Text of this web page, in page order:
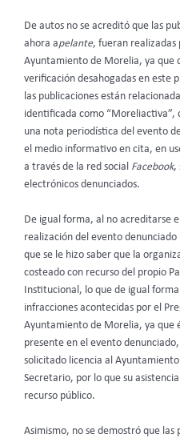
De autos no se acreditó que las
ahora apelante, fueran realizadas
Ayuntamiento de Morelia, ya que
verificación desahogadas en este
las publicaciones están
identificada como “Moreliactiva”,
una nota periodística del evento
el medio informativo en cita, en
a través de la red social Facebook,
electrónicos denunciados.
De igual forma, al no acreditarse
realización del evento
que se le hizo saber que la
costeado con recurso del propio
Institucional, lo que de igual
infracciones acontecidas por el
Ayuntamiento de Morelia, ya que
presente en el evento
solicitado licencia al
Secretario, por lo que su
recurso público.
Asimismo, no se demostró que las